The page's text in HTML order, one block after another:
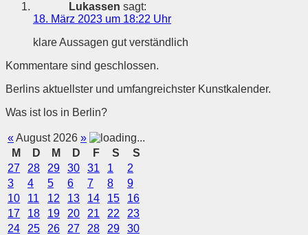
Lukassen sagt:
18. März 2023 um 18:22 Uhr
klare Aussagen gut verständlich
Kommentare sind geschlossen.
Berlins aktuellster und umfangreichster Kunstkalender.
Was ist los in Berlin?
«August 2026 »
M
D M D F S
S
27
28 29 30 31 1
2
3
4 5 6 7 8
9
10
11 12 13 14 15
16
17
18 19 20 21 22
23
24
25 26 27 28 29
30